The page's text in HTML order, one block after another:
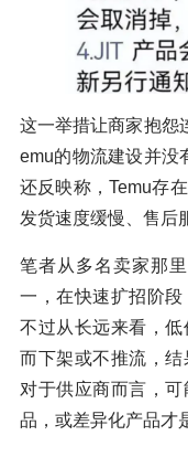
这一举措让商家抱怨
emu的物流建设并没
还反映称，Temu存
发货速度缓慢、售后
笔者从多名卖家那
一，在快速扩招阶段
不过从长远来看，
而下架或不推流，结
对于供应商而言，
品，或差异化产品才